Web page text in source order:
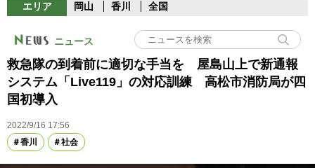
エリア 岡山 香川 全国
ニュース
救急隊の到着前に適切な手当を 屋島山上で新通報
システム「Live119」の対応訓練 高松市消防局が四
国初導入
2022/9/16 17:56
香川
社会